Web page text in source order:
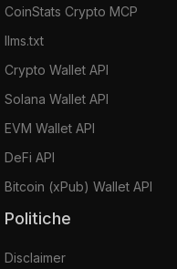
CoinStats Crypto MCP
llms.txt
Crypto Wallet API
Solana Wallet API
EVM Wallet API
DeFi API
Bitcoin (xPub) Wallet API
Politiche
Disclaimer